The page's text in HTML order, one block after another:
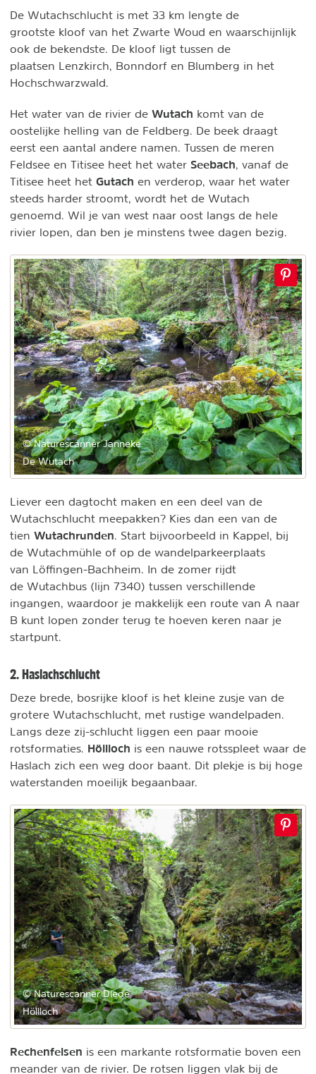
De Wutachschlucht is met 33 km lengte de
grootste kloof van het Zwarte Woud en waarschijnlijk
ook de bekendste. De kloof ligt tussen de
plaatsen Lenzkirch, Bonndorf en Blumberg in het
Hochschwarzwald.
Het water van de rivier de Wutach komt van de
oostelijke helling van de Feldberg. De beek draagt
eerst een aantal andere namen. Tussen de meren
Feldsee en Titisee heet het water Seebach , vanaf de
Titisee heet het Gutach en verderop, waar het water
steeds harder stroomt, wordt het de Wutach
genoemd. Wil je van west naar oost langs de hele
rivier lopen, dan ben je minstens twee dagen bezig.
© Naturescanner Janneke
De Wutach
Liever een dagtocht maken en een deel van de
Wutachschlucht meepakken? Kies dan een van de
tien Wutachrunden . Start bijvoorbeeld in Kappel, bij
de Wutachmühle of op de wandelparkeerplaats
van Löffingen-Bachheim. In de zomer rijdt
de Wutachbus (lijn 7340) tussen verschillende
ingangen, waardoor je makkelijk een route van A naar
B kunt lopen zonder terug te hoeven keren naar je
startpunt.
2. Haslachschlucht
Deze brede, bosrijke kloof is het kleine zusje van de
grotere Wutachschlucht, met rustige wandelpaden.
Langs deze zij-schlucht liggen een paar mooie
rotsformaties. Höllloch is een nauwe rotsspleet waar de
Haslach zich een weg door baant. Dit plekje is bij hoge
waterstanden moeilijk begaanbaar.
© Naturescanner Diede
Höllloch
Rechenfelsen is een markante rotsformatie boven een
meander van de rivier. De rotsen liggen vlak bij de